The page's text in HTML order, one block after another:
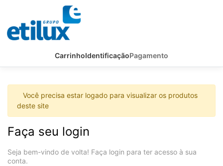
CarrinhoIdentificaçãoPagamento
Você precisa estar logado para visualizar os produtos
deste site
Faça seu login
Seja bem-vindo de volta! Faça login para ter acesso à sua
conta.